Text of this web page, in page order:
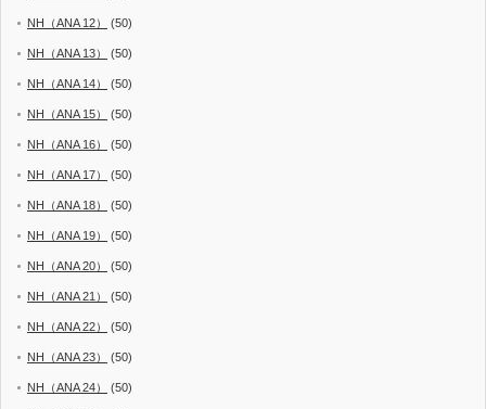
NH（ANA 12） (50)
NH（ANA 13） (50)
NH（ANA 14） (50)
NH（ANA 15） (50)
NH（ANA 16） (50)
NH（ANA 17） (50)
NH（ANA 18） (50)
NH（ANA 19） (50)
NH（ANA 20） (50)
NH（ANA 21） (50)
NH（ANA 22） (50)
NH（ANA 23） (50)
NH（ANA 24） (50)